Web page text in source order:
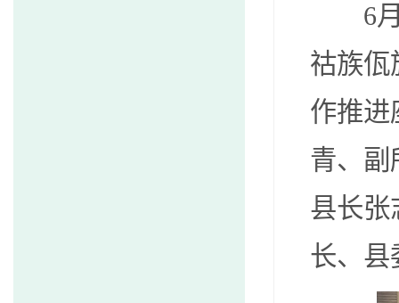
6月
祜族佤
作推进
青、副
县长张
长、县